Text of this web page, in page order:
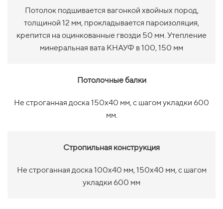
Потолок подшивается вагонкой хвойных пород,
толщиной 12 мм, прокладывается пароизоляция,
крепится на оцинкованные гвозди 50 мм. Утепление
минеральная вата КНАУФ в 100, 150 мм
Потолочные балки
Не строганная доска 150х40 мм, с шагом укладки 600
мм.
Стропильная конструкция
Не строганная доска 100х40 мм, 150х40 мм, с шагом
укладки 600 мм